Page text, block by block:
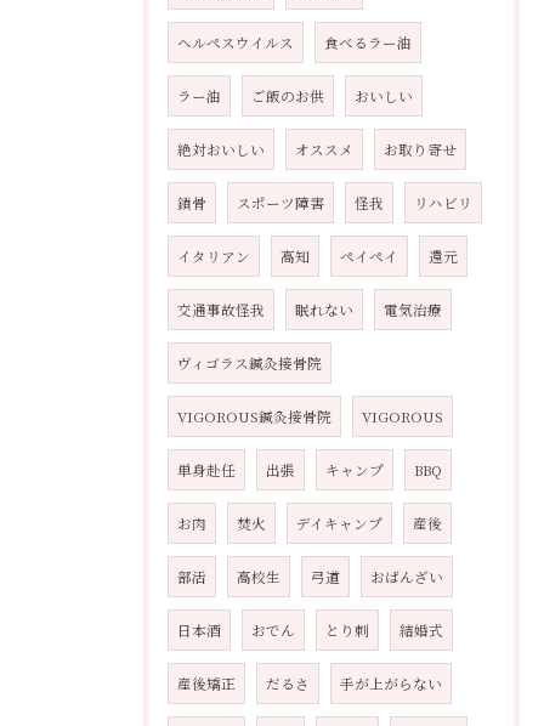
ヘルペスウイルス 食べるラー油
ラー油 ご飯のお供 おいしい
絶対おいしい オススメ お取り寄せ
鎖骨 スポーツ障害 怪我 リハビリ
イタリアン 高知 ペイペイ 還元
交通事故怪我 眠れない 電気治療
ヴィゴラス鍼灸接骨院
VIGOROUS鍼灸接骨院 VIGOROUS
単身赴任 出張 キャンプ BBQ
お肉 焚火 デイキャンプ 産後
部活 高校生 弓道 おばんざい
日本酒 おでん とり刺 結婚式
産後矯正 だるさ 手が上がらない